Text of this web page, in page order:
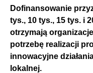
Dofinansowanie
tys., 10 tys., 15 tys. i
otrzymają
potrzebę realizacji
innowacyjne
lokalnej.